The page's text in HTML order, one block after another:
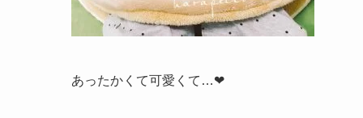
あったかくて可愛くて…❤